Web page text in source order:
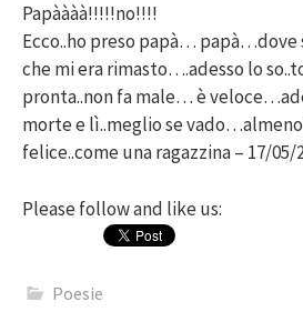
Papàààà!!!!!no!!!!
Ecco..ho preso papà… papà…dove
che mi era rimasto….adesso lo
pronta..non fa male… è
morte e lì..meglio se
felice..come una ragazzina – 17/05/
Please follow and like us:
Poesie